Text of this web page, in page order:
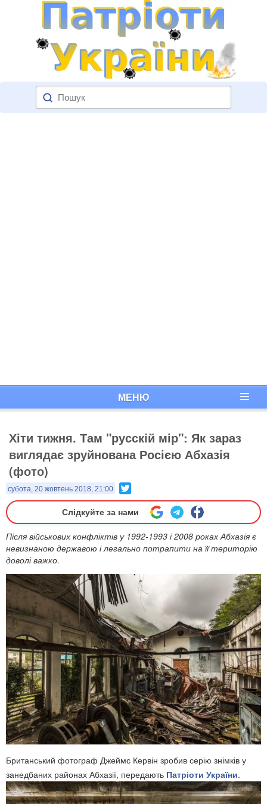
МЕНЮ
Хіти тижня. Там "русскій мір": Як зараз
виглядає зруйнована Росією Абхазія
(фото)
субота, 20 жовтень 2018, 21:00
Слідкуйте за нами
Після військових конфліктів у 1992-1993 і 2008 роках Абхазія є
невизнаною державою і легально потрапити на її територію
доволі важко.
Британський фотограф Джеймс Кервін зробив серію знімків у
занедбаних районах Абхазії, передають Патріоти України.